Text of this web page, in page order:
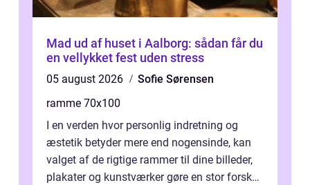
Mad ud af huset i Aalborg: sådan får du
en vellykket fest uden stress
05 august 2026
Sofie Sørensen
ramme 70x100
I en verden hvor personlig indretning og
æstetik betyder mere end nogensinde, kan
valget af de rigtige rammer til dine billeder,
plakater og kunstværker gøre en stor forskel.